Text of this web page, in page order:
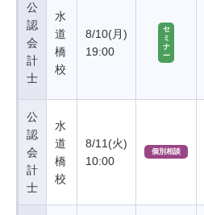
公
認
会
計
士
水
道
橋
校
8/10(月)
19:00
セ
ミ
ナ
ー
公
認
会
計
士
水
道
橋
校
8/11(火)
10:00
個別相談